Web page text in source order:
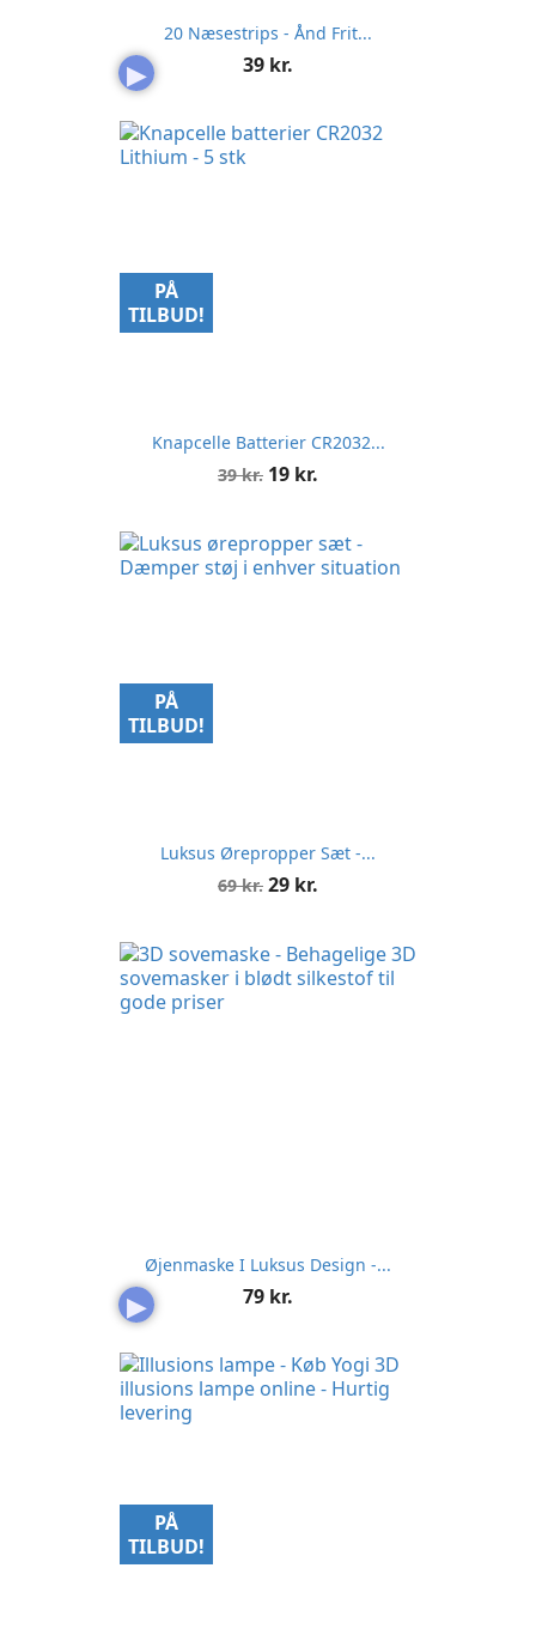
▶
20 Næsestrips - Ånd Frit...
Pris
39 kr.
Knapcelle Batterier CR2032...
Normalpris
39 kr. Pris
19 kr.
PÅ
TILBUD!
Luksus Ørepropper Sæt -...
Normalpris
69 kr. Pris
29 kr.
PÅ
TILBUD!
▶
Øjenmaske I Luksus Design -...
Pris
79 kr.
PÅ
TILBUD!